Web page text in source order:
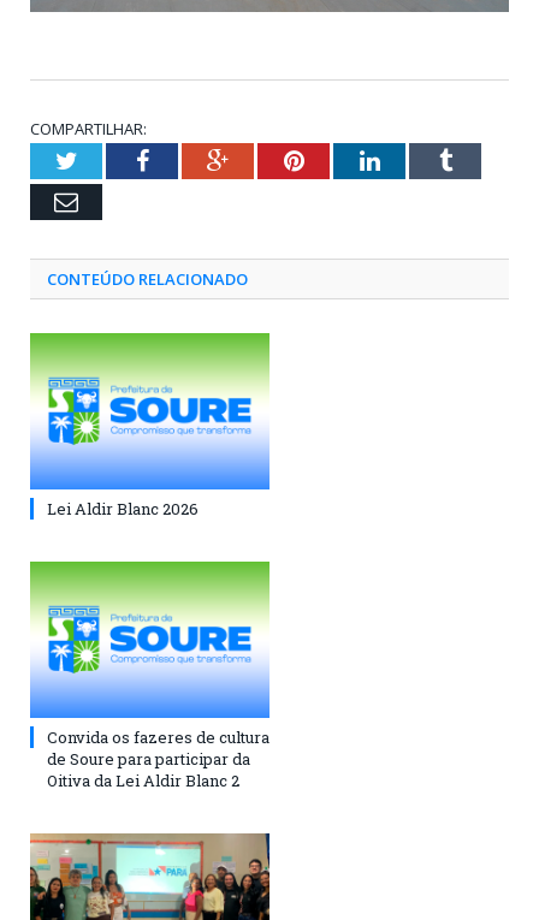
COMPARTILHAR:
TwitterFacebookGoogle+PinterestLinkedInTumblr
Email
CONTEÚDO RELACIONADO
Lei Aldir Blanc 2026
Convida os fazeres de cultura
de Soure para participar da
Oitiva da Lei Aldir Blanc 2